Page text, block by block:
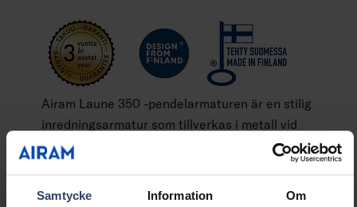
Samtycke Information Om
Airam Laune 350 -pendelarmaturen är en stilig
inredningsarmatur som tillverkas i metall vid
Airams fabrik i Lahtis. Armaturen har tilldelats
både Nyckelflaggan och märket Design from
Show more